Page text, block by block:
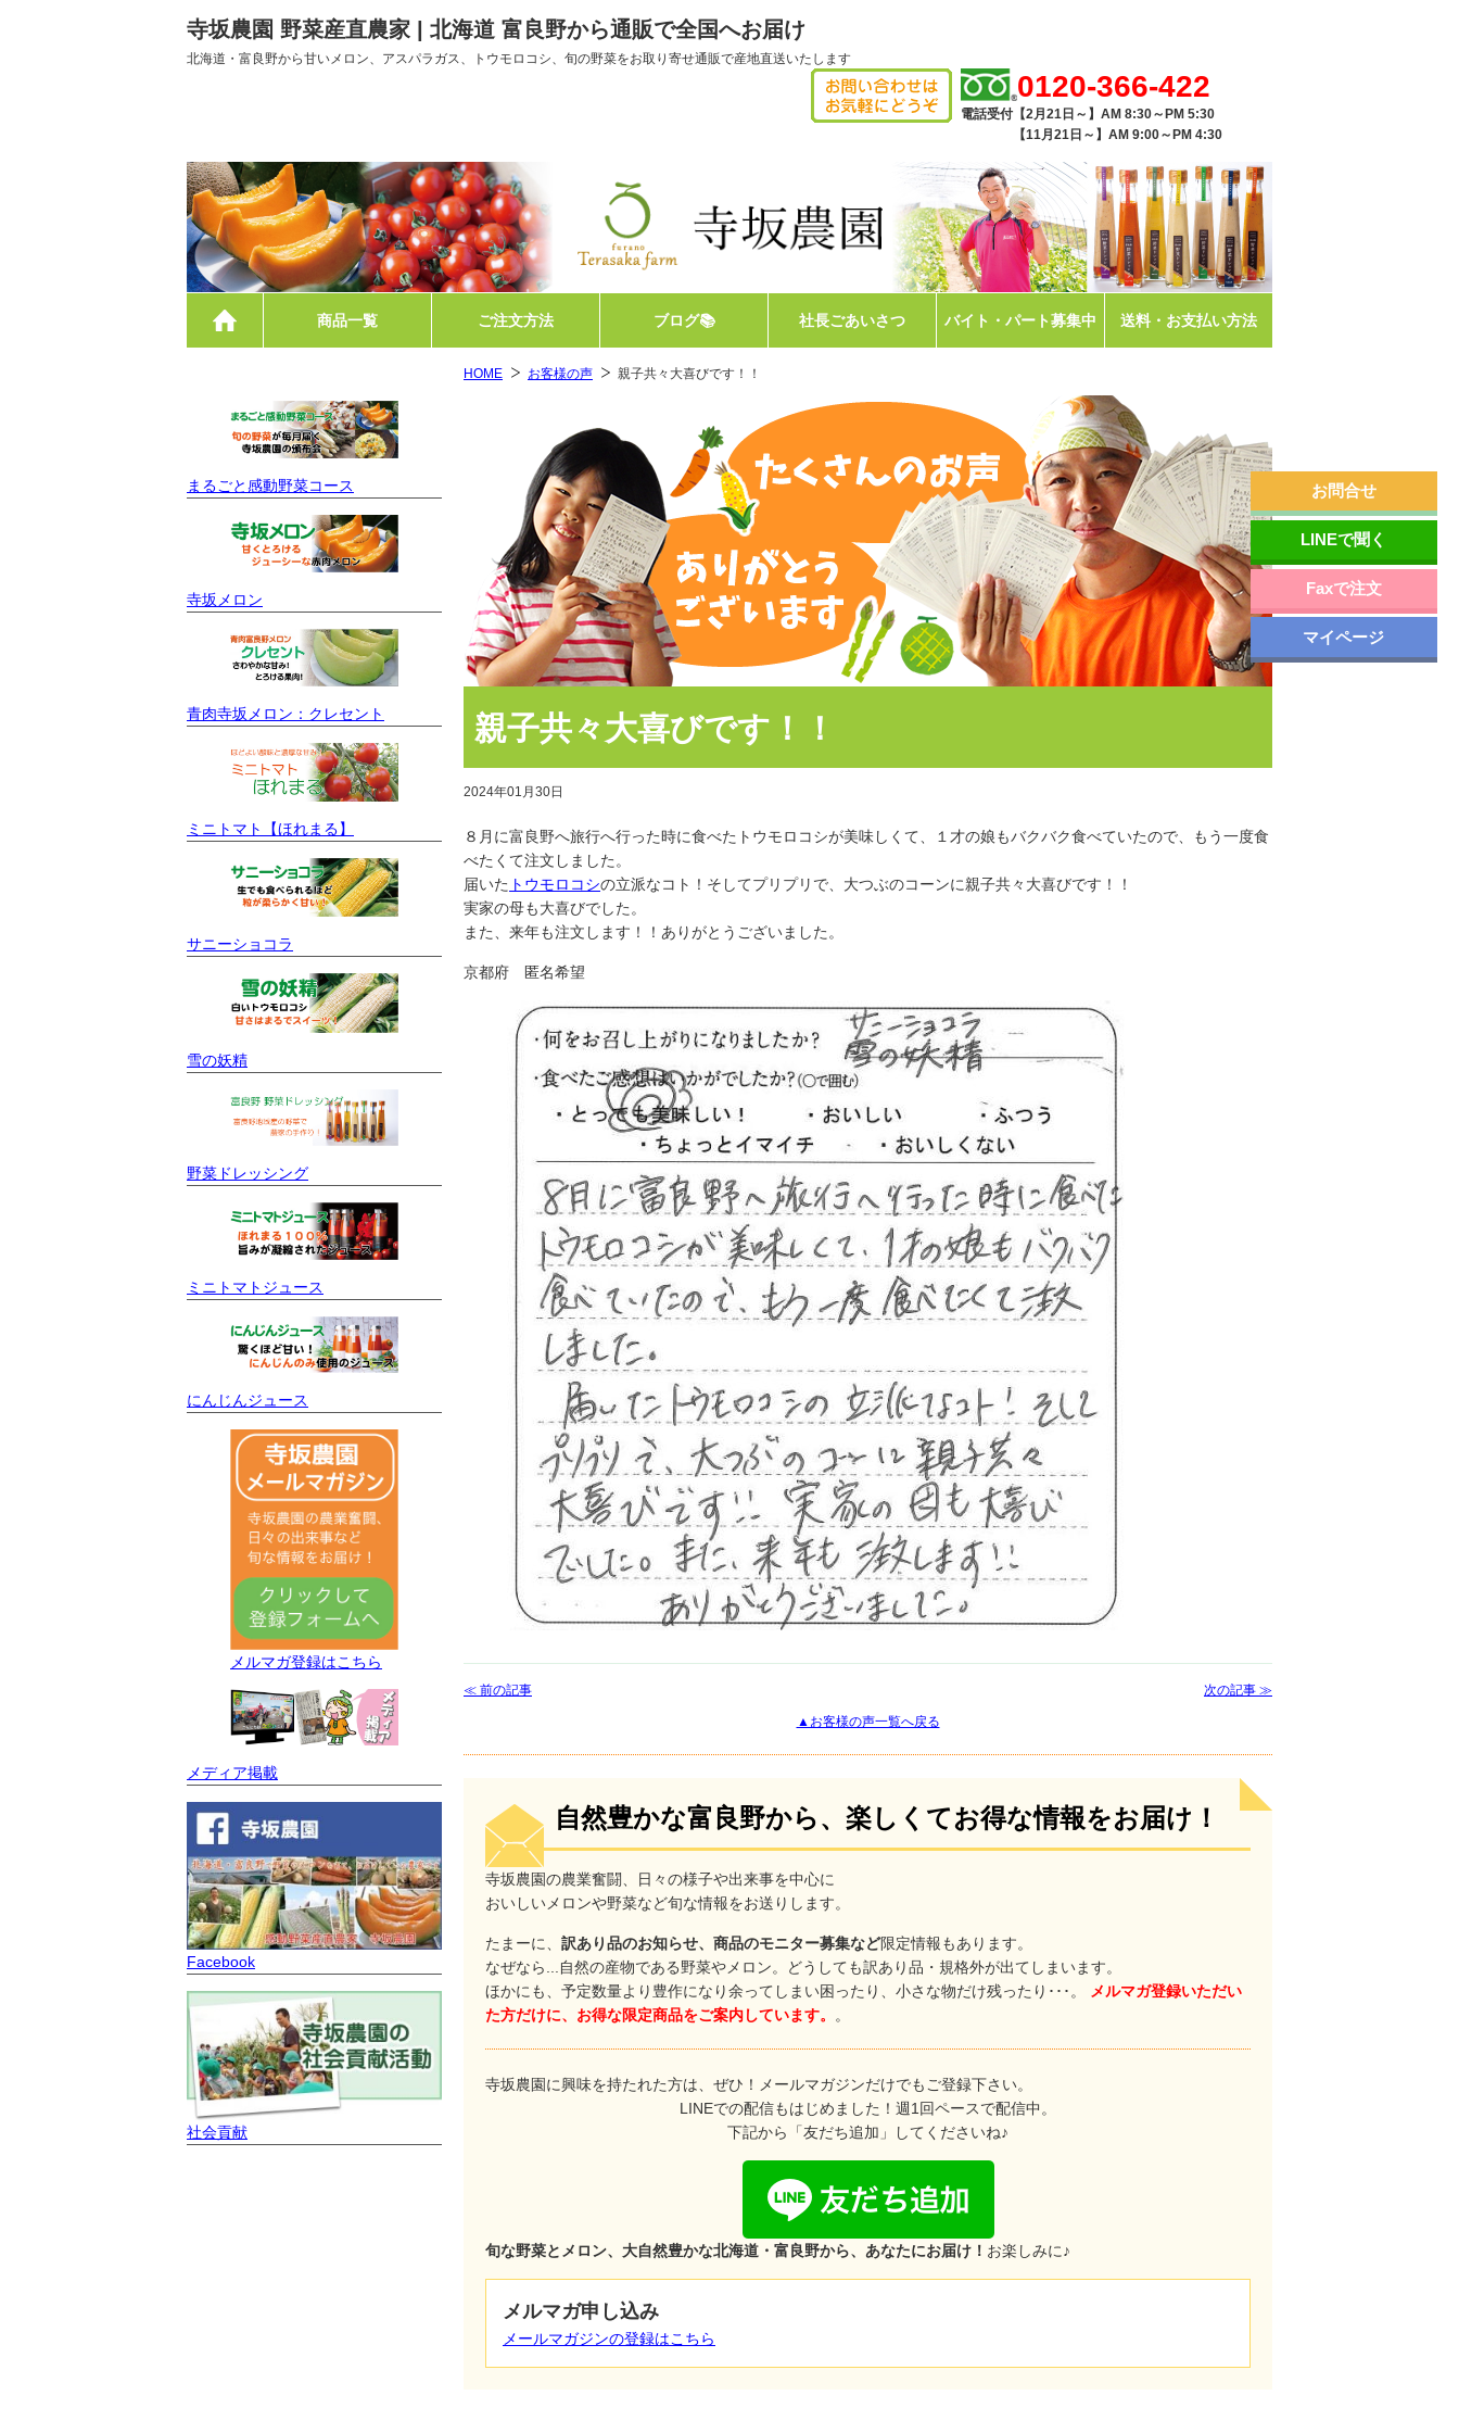
寺坂農園 野菜産直農家 | 北海道 富良野から通販で全国へお届け
北海道・富良野から甘いメロン、アスパラガス、トウモロコシ、旬の野菜をお取り寄せ通販で産地直送いたします
0120-366-422
電話受付【2月21日～】AM 8:30～PM 5:30
【11月21日～】AM 9:00～PM 4:30
商品一覧
ご注文方法 ブログ📚 社長ごあいさつ バイト・パート募集中 送料・お支払い方法
HOME お客様の声 親子共々大喜びです！！
親子共々大喜びです！！
2024年01月30日
８月に富良野へ旅行へ行った時に食べたトウモロコシが美味しくて、１才の娘もバクバク食べていたので、もう一度食
べたくて注文しました。
届いた トウモロコシの立派なコト！そしてプリプリで、大つぶのコーンに親子共々大喜びです！！
実家の母も大喜びでした。
また、来年も注文します！！ありがとうございました。
京都府 匿名希望
≪ 前の記事 次の記事 ≫
▲お客様の声一覧へ戻る
自然豊かな富良野から、楽しくてお得な情報をお届け！
寺坂農園の農業奮闘、日々の様子や出来事を中心に
おいしいメロンや野菜など旬な情報をお送りします。
たまーに、 訳あり品のお知らせ、商品のモニター募集など限定情報もあります。
なぜなら...自然の産物である野菜やメロン。どうしても訳あり品・規格外が出てしまいます。
ほかにも、予定数量より豊作になり余ってしまい困ったり、小さな物だけ残ったり･･･。
メルマガ登録いただい
た方だけに、お得な限定商品をご案内しています。
。
寺坂農園に興味を持たれた方は、ぜひ！メールマガジンだけでもご登録下さい。
LINEでの配信もはじめました！週1回ペースで配信中。
下記から「友だち追加」してくださいね♪
旬な野菜とメロン、大自然豊かな北海道・富良野から、あなたにお届け！ お楽しみに♪
メルマガ申し込み
メールマガジンの登録はこちら
まるごと感動野菜コース
寺坂メロン
青肉寺坂メロン：クレセント
ミニトマト【ほれまる】
サニーショコラ
雪の妖精
野菜ドレッシング
ミニトマトジュース
にんじんジュース
メルマガ登録はこちら
メディア掲載
Facebook
社会貢献
お問合せ
LINEで聞く
Faxで注文
マイページ